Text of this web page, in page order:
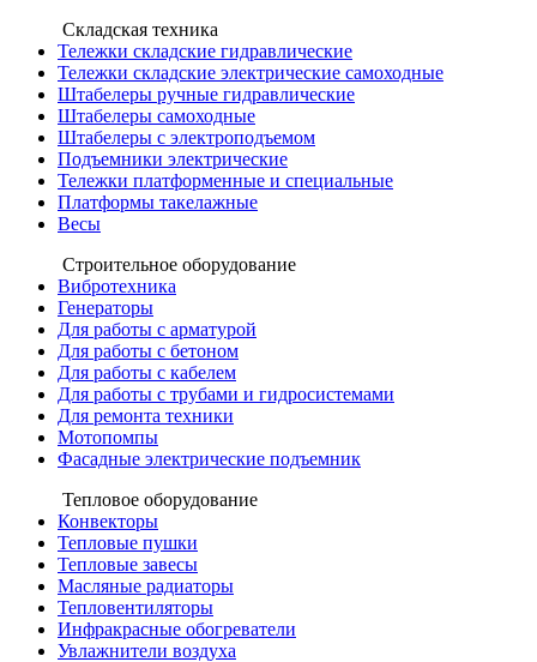
Складская техника
Тележки складские гидравлические
Тележки складские электрические самоходные
Штабелеры ручные гидравлические
Штабелеры самоходные
Штабелеры с электроподъемом
Подъемники электрические
Тележки платформенные и специальные
Платформы такелажные
Весы
Строительное оборудование
Вибротехника
Генераторы
Для работы с арматурой
Для работы с бетоном
Для работы с кабелем
Для работы с трубами и гидросистемами
Для ремонта техники
Мотопомпы
Фасадные электрические подъемник
Тепловое оборудование
Конвекторы
Тепловые пушки
Тепловые завесы
Масляные радиаторы
Тепловентиляторы
Инфракрасные обогреватели
Увлажнители воздуха